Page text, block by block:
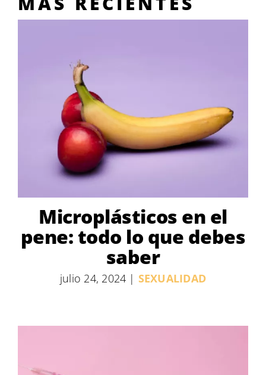
Microplásticos en el
pene: todo lo que debes
saber
julio 24, 2024 | SEXUALIDAD